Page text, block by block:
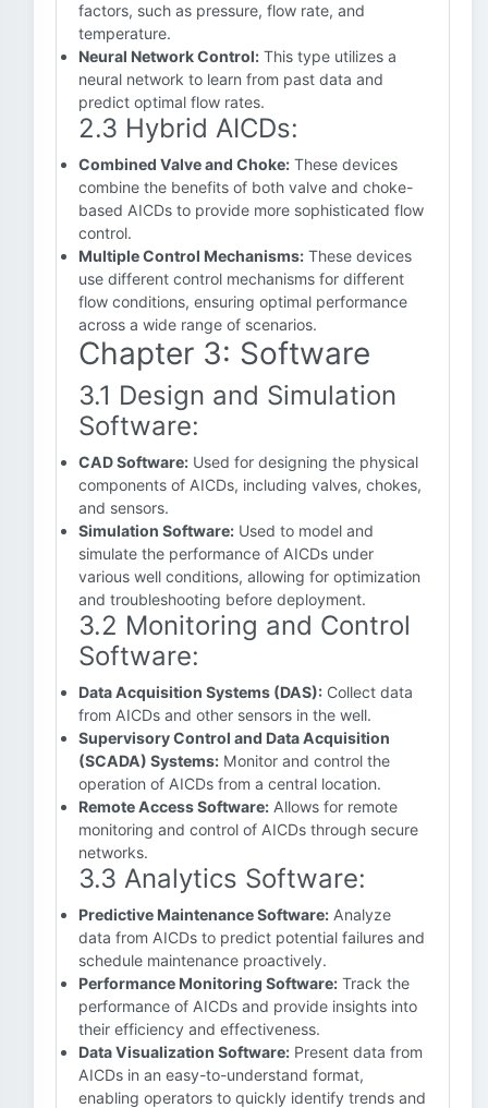
factors, such as pressure, flow rate, and
temperature.
Neural Network Control: This type utilizes a
neural network to learn from past data and
predict optimal flow rates.
2.3 Hybrid AICDs:
Combined Valve and Choke: These devices
combine the benefits of both valve and choke-
based AICDs to provide more sophisticated flow
control.
Multiple Control Mechanisms: These devices
use different control mechanisms for different
flow conditions, ensuring optimal performance
across a wide range of scenarios.
Chapter 3: Software
3.1 Design and Simulation
Software:
CAD Software: Used for designing the physical
components of AICDs, including valves, chokes,
and sensors.
Simulation Software: Used to model and
simulate the performance of AICDs under
various well conditions, allowing for optimization
and troubleshooting before deployment.
3.2 Monitoring and Control
Software:
Data Acquisition Systems (DAS): Collect data
from AICDs and other sensors in the well.
Supervisory Control and Data Acquisition
(SCADA) Systems: Monitor and control the
operation of AICDs from a central location.
Remote Access Software: Allows for remote
monitoring and control of AICDs through secure
networks.
3.3 Analytics Software:
Predictive Maintenance Software: Analyze
data from AICDs to predict potential failures and
schedule maintenance proactively.
Performance Monitoring Software: Track the
performance of AICDs and provide insights into
their efficiency and effectiveness.
Data Visualization Software: Present data from
AICDs in an easy-to-understand format,
enabling operators to quickly identify trends and